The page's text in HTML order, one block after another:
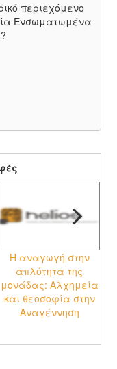
περιεχόμενο
Ενσωματωμένα
?
H αναγωγή στην
απλότητα της
μονάδας: Αλχημεία
και θεοσοφία στην
Αναγέννηση